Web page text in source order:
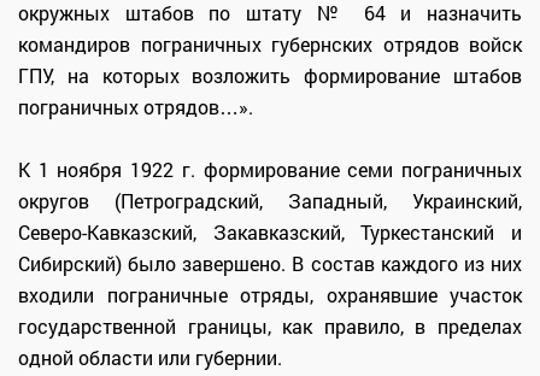
окружных штабов по штату № 64 и назначить
командиров пограничных губернских отрядов войск
ГПУ, на которых возложить формирование штабов
пограничных отрядов…».
К 1 ноября 1922 г. формирование семи пограничных
округов (Петроградский, Западный, Украинский,
Северо-Кавказский, Закавказский, Туркестанский и
Сибирский) было завершено. В состав каждого из них
входили пограничные отряды, охранявшие участок
государственной границы, как правило, в пределах
одной области или губернии.